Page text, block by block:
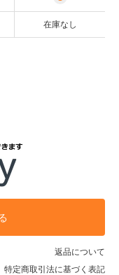
在庫なし
返品について
特定商取引法に基づく表記